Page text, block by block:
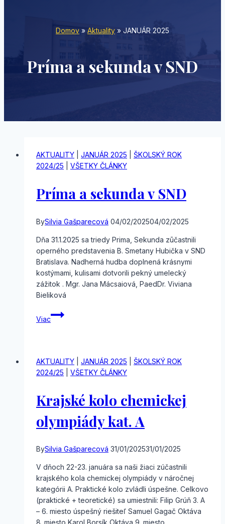
Domov » Aktuality » JANUÁR 2025
Príma a sekunda v SND
AKTUALITY JANUÁR 2025
ŠKOLSKÝ ROK
2024/25
VŠETKY ČLÁNKY
Príma a sekunda v SND
BySilvia Gašparecová 04/02/202504/02/2025
Dňa 31.1.2025 sa triedy Prima, Sekunda zūčastnili
operného predstavenia B. Smetany Hubička v SND
Bratislava. Nadherná hudba doplnená krásnymi
kostýmami, kulisami dotvorili pekný umelecký
zážitok . Mgr. Jana Mácsaiová, PaedDr. Viviana
Bieliková
Viac
Príma
a
SND
AKTUALITY JANUÁR 2025
ŠKOLSKÝ ROK
2024/25
VŠETKY ČLÁNKY
Krajské kolo chemickej
olympiády kat. A
BySilvia Gašparecová 31/01/202531/01/2025
V dňoch 22-23. januára sa naši žiaci zúčastnili
krajského kola chemickej olympiády v náročnej
kategórii A. Praktické kolo zvládli úspešne. Celkovo
(praktické + teoretické) sa umiestnili: Filip Grúň 3. A
– 6. miesto úspešný riešiteľ Samuel Gagač Oktáva
8. miesto Karol Borsík Oktáva 9. miesto